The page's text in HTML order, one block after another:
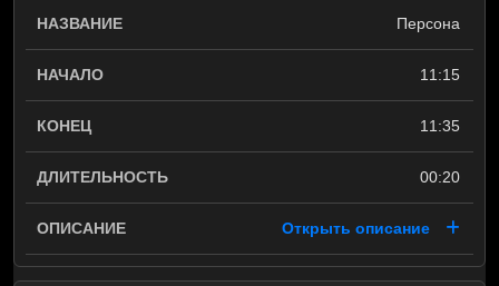
Персона
11:15
11:35
00:20
Открыть описание